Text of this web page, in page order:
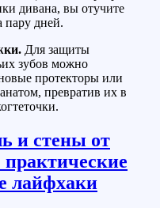
дивана, вы отучите
пару дней.
Для защиты
зубов можно
протекторы или
превратив их в